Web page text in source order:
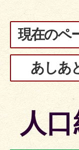
現在のペ
あしあ
人